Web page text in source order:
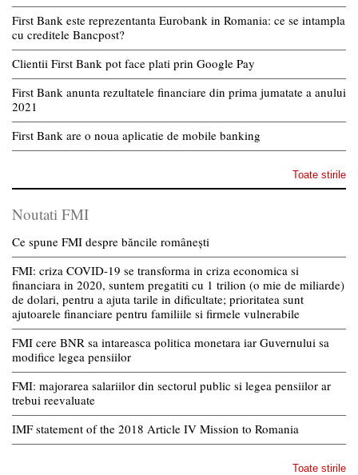
First Bank este reprezentanta Eurobank in Romania: ce se intampla
cu creditele Bancpost?
Clientii First Bank pot face plati prin Google Pay
First Bank anunta rezultatele financiare din prima jumatate a anului
2021
First Bank are o noua aplicatie de mobile banking
Toate stirile
Noutati FMI
Ce spune FMI despre băncile românești
FMI: criza COVID-19 se transforma in criza economica si
financiara in 2020, suntem pregatiti cu 1 trilion (o mie de miliarde)
de dolari, pentru a ajuta tarile in dificultate; prioritatea sunt
ajutoarele financiare pentru familiile si firmele vulnerabile
FMI cere BNR sa intareasca politica monetara iar Guvernului sa
modifice legea pensiilor
FMI: majorarea salariilor din sectorul public si legea pensiilor ar
trebui reevaluate
IMF statement of the 2018 Article IV Mission to Romania
Toate stirile